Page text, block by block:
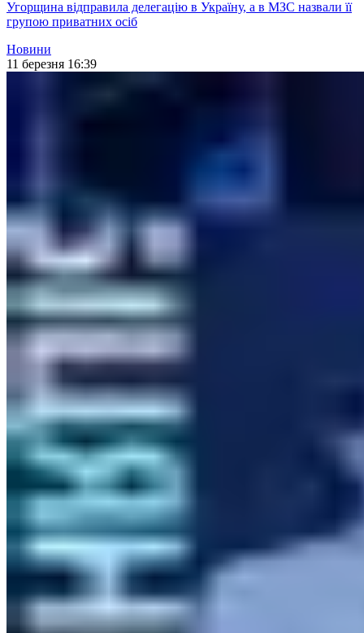
Угорщина відправила делегацію в Україну, а в МЗС назвали її
групою приватних осіб
Новини
11 березня 16:39